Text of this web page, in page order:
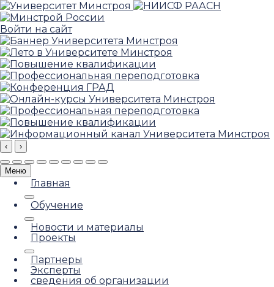
Войти на сайт
‹ ›
Меню
Главная
Обучение
Новости и материалы
Проекты
Партнеры
Эксперты
сведения об организации